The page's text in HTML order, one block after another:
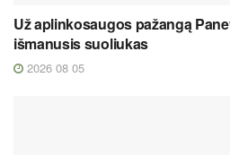
Už aplinkosaugos pažangą
išmanusis suoliukas
2026 08 05